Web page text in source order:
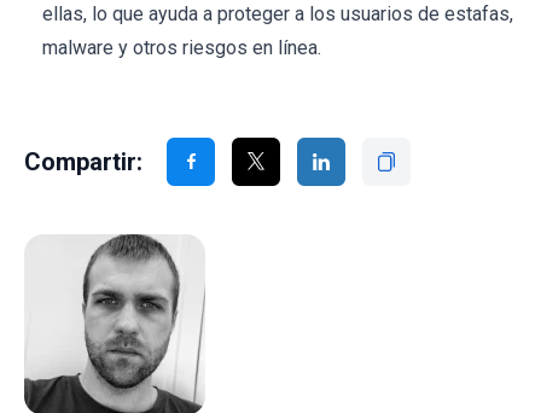
ellas, lo que ayuda a proteger a los usuarios de estafas,
malware y otros riesgos en línea.
Compartir: